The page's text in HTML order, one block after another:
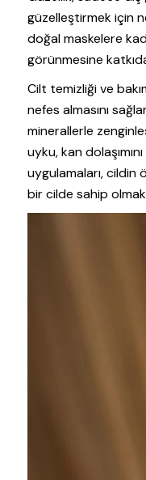
güzelleştirmek için
doğal maskelere
görünmesine
Cilt temizliği ve
nefes almasını
minerallerle
uyku, kan
uygulamaları, cildin
bir cilde sahip